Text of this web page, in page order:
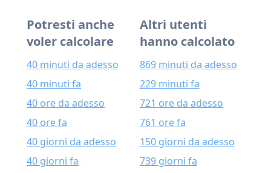
Potresti anche
voler calcolare
40 minuti da adesso
40 minuti fa
40 ore da adesso
40 ore fa
40 giorni da adesso
40 giorni fa
Altri utenti
hanno calcolato
869 minuti da adesso
229 minuti fa
721 ore da adesso
761 ore fa
150 giorni da adesso
739 giorni fa